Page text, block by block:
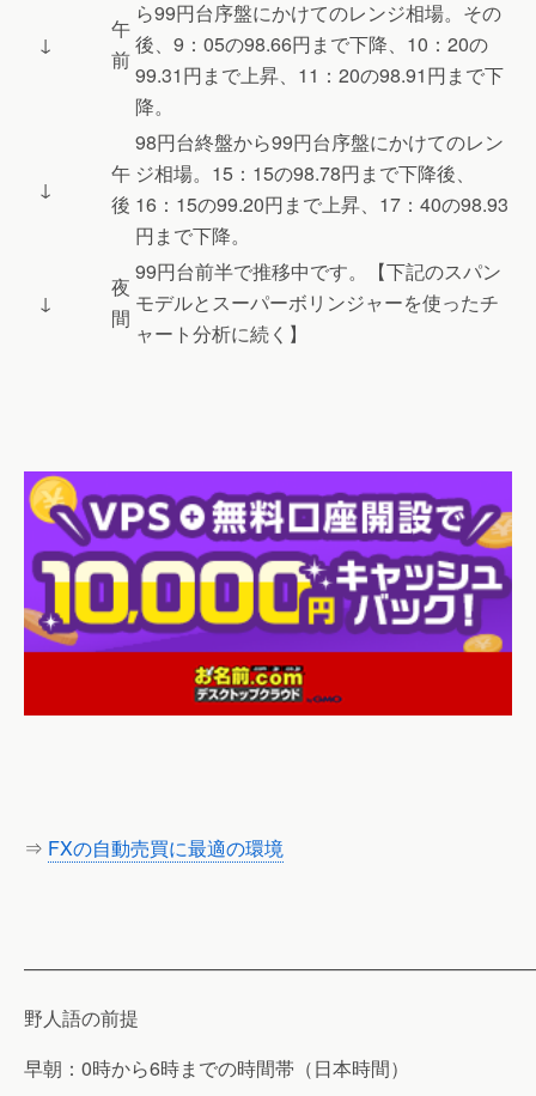
↓
午
前
ら99円台序盤にかけてのレンジ相場。その
後、9：05の98.66円まで下降、10：20の
99.31円まで上昇、11：20の98.91円まで下
降。
↓
午
後
98円台終盤から99円台序盤にかけてのレン
ジ相場。15：15の98.78円まで下降後、
16：15の99.20円まで上昇、17：40の98.93
円まで下降。
↓
夜
間
99円台前半で推移中です。【下記のスパン
モデルとスーパーボリンジャーを使ったチ
ャート分析に続く】
⇒ FXの自動売買に最適の環境
野人語の前提
早朝：0時から6時までの時間帯（日本時間）